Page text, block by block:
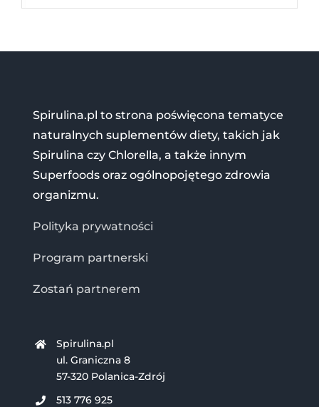
Spirulina.pl to strona poświęcona tematyce
naturalnych suplementów diety, takich jak
Spirulina czy Chlorella, a także innym
Superfoods oraz ogólnopojętego zdrowia
organizmu.
Polityka prywatności
Program partnerski
Zostań partnerem
Spirulina.pl
ul. Graniczna 8
57-320 Polanica-Zdrój
513 776 925